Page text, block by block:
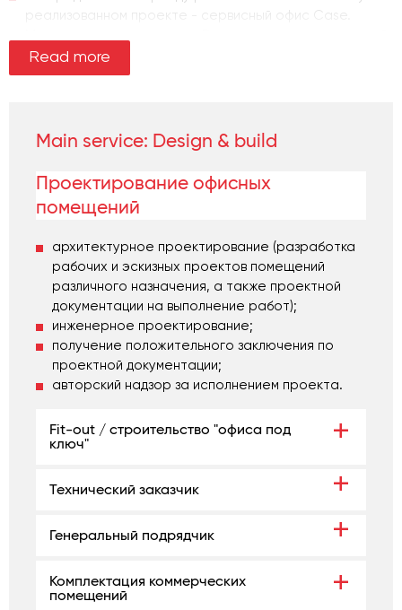
реализованном проекте - сервисный офис Case.
офис в формате build-to-suit, начиная с этапа
подбора помещения, исходя из Ваших требований к
Мы берем на себя поиск и аренду проектирование,
строительство, комплектацию и управление сервисным
офисом, реализованным по вашим требованиям.
Также мы можем оказывать сервисные услуги в рамках
Read more
Main service: Design & build
Проектирование офисных
помещений
архитектурное проектирование (разработка
рабочих и эскизных проектов помещений
различного назначения, а также проектной
документации на выполнение работ);
инженерное проектирование;
получение положительного заключения по
проектной документации;
авторский надзор за исполнением проекта.
Fit-out / строительство "офиса под
ключ"
Технический заказчик
Генеральный подрядчик
Комплектация коммерческих
помещений